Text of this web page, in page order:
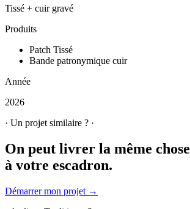
Tissé + cuir gravé
Produits
Patch Tissé
Bande patronymique cuir
Année
2026
· Un projet similaire ? ·
On peut livrer la même chose
à votre escadron.
Démarrer mon projet →